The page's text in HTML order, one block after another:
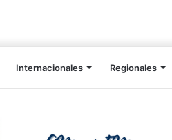
Internacionales Regionales